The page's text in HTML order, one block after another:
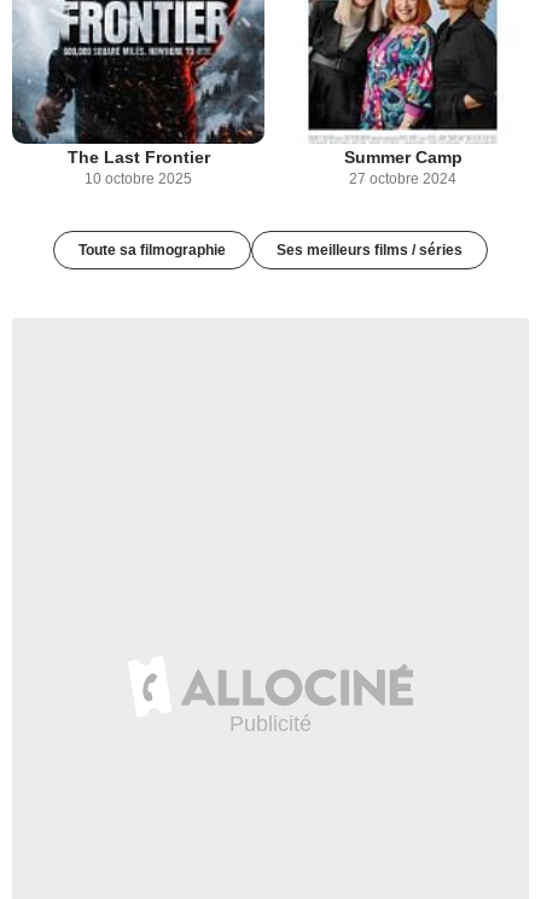
The Last Frontier
10 octobre 2025
Summer Camp
27 octobre 2024
Toute sa filmographie Ses meilleurs films / séries